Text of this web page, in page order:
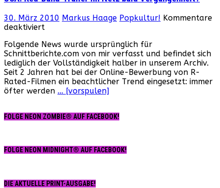
online!
30. März 2010 Markus Haage Popkultur! Kommentare
deaktiviertfür
Red-
Band-
Trailer
im
Netz
bald
Folgende News wurde ursprünglich für
Schnittberichte.com von mir verfasst und befindet sich
lediglich der Vollständigkeit halber in unserem Archiv.
Seit 2 Jahren hat bei der Online-Bewerbung von R-
Rated-Filmen ein beachtlicher Trend eingesetzt: immer
öfter werden … [vorspulen]
FOLGE NEON ZOMBIE® AUF FACEBOOK!
FOLGE NEON MIDNIGHT® AUF FACEBOOK!
DIE AKTUELLE PRINT-AUSGABE!